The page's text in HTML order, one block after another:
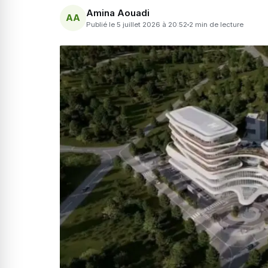
AA Amina Aouadi
Publié le 5 juillet 2026 à 20:52 2 min de lecture